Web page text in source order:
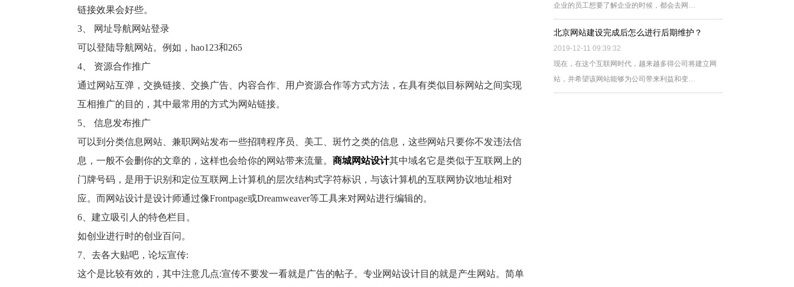
链接效果会好些。
3、 网址导航网站登录
可以登陆导航网站。例如， hao123和265
4、 资源合作推广
通过网站互弹，交换链接、交换广告、内容合作、用户资源合作等方式方法，在具有类似目标网站之间实现
互相推广的目的，其中最常用的方式为网站链接。
5、 信息发布推广
可以到分类信息网站、兼职网站发布一些招聘程序员、美工、斑竹之类的信息，这些网站只要你不发违法信
息，一般不会删你的文章的，这样也会给你的网站带来流量。 商城网站设计其中域名它是类似于互联网上的
门牌号码，是用于识别和定位互联网上计算机的层次结构式字符标识，与该计算机的互联网协议地址相对
应。而网站设计是设计师通过像Frontpage或Dreamweaver等工具来对网站进行编辑的。
6、建立吸引人的特色栏目。
如创业进行时的创业百问。
7、去各大贴吧，论坛宣传:
这个是比较有效的，其中注意几点:宣传不要发一看就是广告的帖子。专业网站设计目的就是产生网站。简单
企业的员工想要了解企业的时候，都会去网…
北京网站建设完成后怎么进行后期维护？
2019-12-11 09:39:32
现在，在这个互联网时代，越来越多得公司将建立网
站，并希望该网站能够为公司带来利益和变…